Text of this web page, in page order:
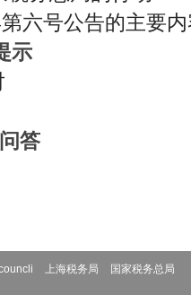
六号公告的主要
示
答
上海税务局 国家税务总局